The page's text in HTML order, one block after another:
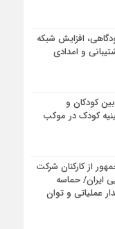
افزایش شبکه
و امدادی
کودکان و
کودک در موکب
از کارکنان شرکت
ایران/ حماسه
عملیاتی و توان